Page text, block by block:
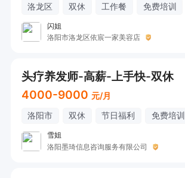
洛龙区 双休 工作餐 免费培训
闪姐
洛阳市洛龙区依宸一家美容店
头疗养发师-高薪-上手快-双休
4000-9000 元/月
洛阳市 双休 节日福利 免费培训
雪姐
洛阳墨琦信息咨询服务有限公司